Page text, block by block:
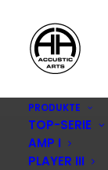
PRODUKTE
TOP-SERIE
AMP I
PLAYER III